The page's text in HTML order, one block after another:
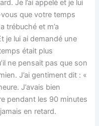
Je l’ai appelé et je lui
que votre temps
trébuché et m’a
je lui ai demandé une
était plus
ne pensait pas que son
J’ai gentiment dit : «
J’avais bien
pendant les 90 minutes
en retard.